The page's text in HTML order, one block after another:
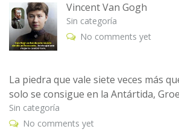
Vincent Van Gogh
Sin categoría
No comments yet
La piedra que vale siete veces más
solo se consigue en la Antártida,
Sin categoría
No comments yet